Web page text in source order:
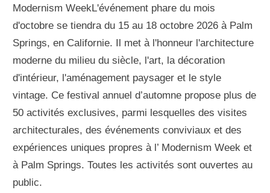
Modernism WeekL'événement phare du mois
d'octobre se tiendra du 15 au 18 octobre 2026 à Palm
Springs, en Californie. Il met à l'honneur l'architecture
moderne du milieu du siècle, l'art, la décoration
d'intérieur, l'aménagement paysager et le style
vintage. Ce festival annuel d’automne propose plus de
50 activités exclusives, parmi lesquelles des visites
architecturales, des événements conviviaux et des
expériences uniques propres à l’ Modernism Week et
à Palm Springs. Toutes les activités sont ouvertes au
public.